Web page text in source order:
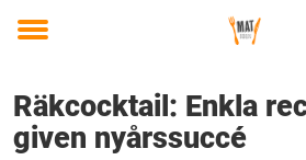
Toggle
Räkcocktail: Enkla
given nyårssuccé